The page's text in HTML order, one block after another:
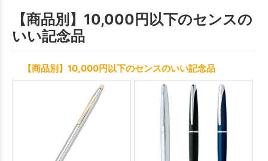
【商品別】10,000円以下のセンスの
いい記念品
【商品別】10,000円以下のセンスのいい記念品